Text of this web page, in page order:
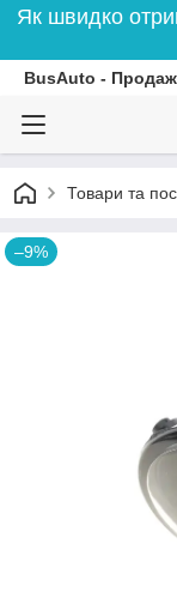
Як швидко
BusAuto - Продаж
Товари та
–9%